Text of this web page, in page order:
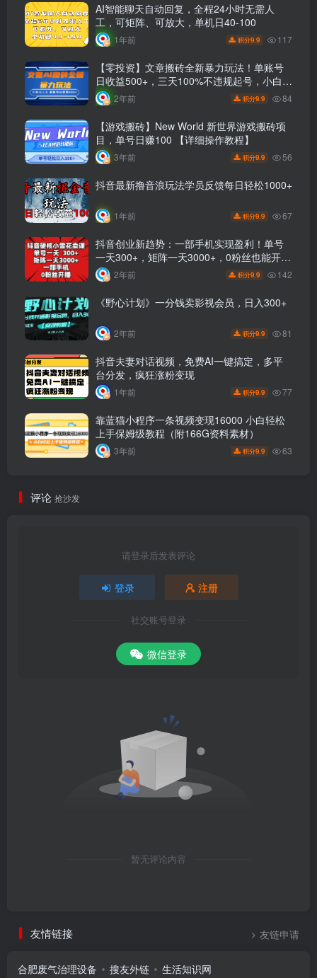
AI智能聊天自动回复，全程24小时无需人
工，可矩阵、可放大，单机日40-100
1年前 积分9.9 117
【零投资】文章搬砖全新暴力玩法！单账号
日收益500+，三天100%不违规起号，小白易
上手！2年前 积分9.9 84
【游戏搬砖】New World 新世界游戏搬砖项
目，单号日赚100 【详细操作教程】
3年前 积分9.9 56
抖音最新撸音浪玩法学员反馈每日轻松1000+
1年前 积分9.9 67
抖音创业新趋势：一部手机实现盈利！单号
一天300+，矩阵一天3000+，0粉丝也能开
播！2年前 积分9.9 142
《野心计划》一分钱卖影视会员，日入300+
2年前 积分9.9 81
抖音夫妻对话视频，免费AI一键搞定，多平
台分发，疯狂涨粉变现
1年前 积分9.9 77
靠蓝猫小程序一条视频变现16000 小白轻松
上手保姆级教程（附166G资料素材）
3年前 积分9.9 63
评论 抢沙发
请登录后发表评论
登录 注册
社交账号登录
微信登录
暂无评论内容
友情链接 友链申请
合肥废气治理设备 搜友外链 生活知识网